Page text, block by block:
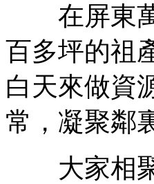
在屏東萬
百多坪的祖
白天來做資
常，凝聚鄰
大家相聚